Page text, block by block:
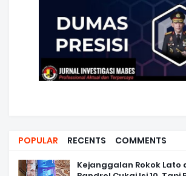
POPULAR RECENTS COMMENTS
Kejanggalan Rokok Lato